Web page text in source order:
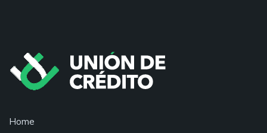
Home